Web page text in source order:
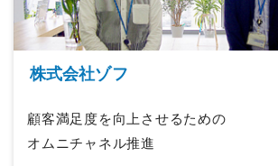
株式会社ゾフ
顧客満足度を向上させるための
オムニチャネル推進